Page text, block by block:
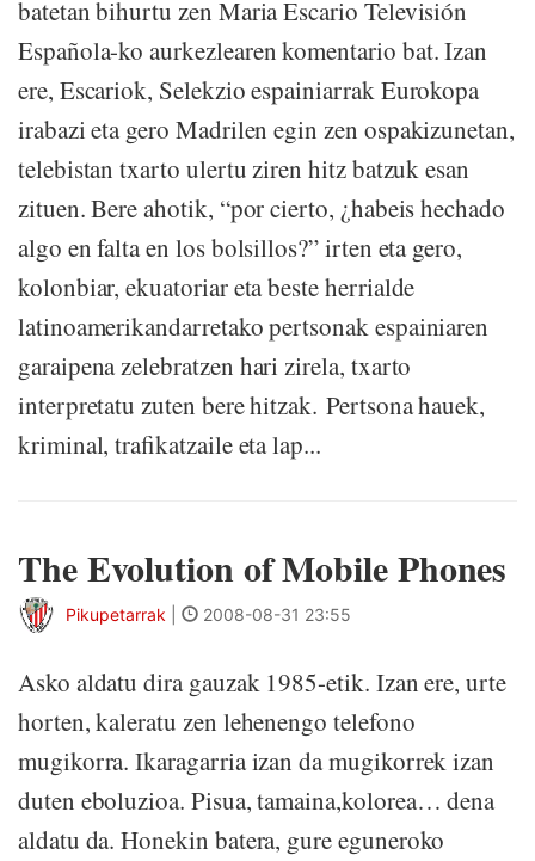
batetan bihurtu zen Maria Escario Televisión
Española-ko aurkezlearen komentario bat. Izan
ere, Escariok, Selekzio espainiarrak Eurokopa
irabazi eta gero Madrilen egin zen ospakizunetan,
telebistan txarto ulertu ziren hitz batzuk esan
zituen. Bere ahotik, “por cierto, ¿habeis hechado
algo en falta en los bolsillos?” irten eta gero,
kolonbiar, ekuatoriar eta beste herrialde
latinoamerikandarretako pertsonak espainiaren
garaipena zelebratzen hari zirela, txarto
interpretatu zuten bere hitzak. Pertsona hauek,
kriminal, trafikatzaile eta lap...
The Evolution of Mobile Phones
Pikupetarrak 2008-08-31 23:55
Asko aldatu dira gauzak 1985-etik. Izan ere, urte
horten, kaleratu zen lehenengo telefono
mugikorra. Ikaragarria izan da mugikorrek izan
duten eboluzioa. Pisua, tamaina,kolorea… dena
aldatu da. Honekin batera, gure eguneroko